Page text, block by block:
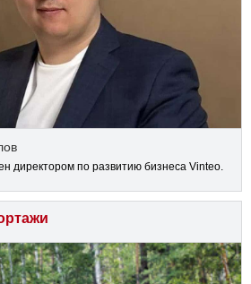
директором по развитию бизнеса Vinteo.